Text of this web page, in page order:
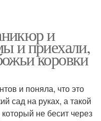
и
и приехали,
коровки
и поняла, что это
сад на руках, а такой
не бесит через